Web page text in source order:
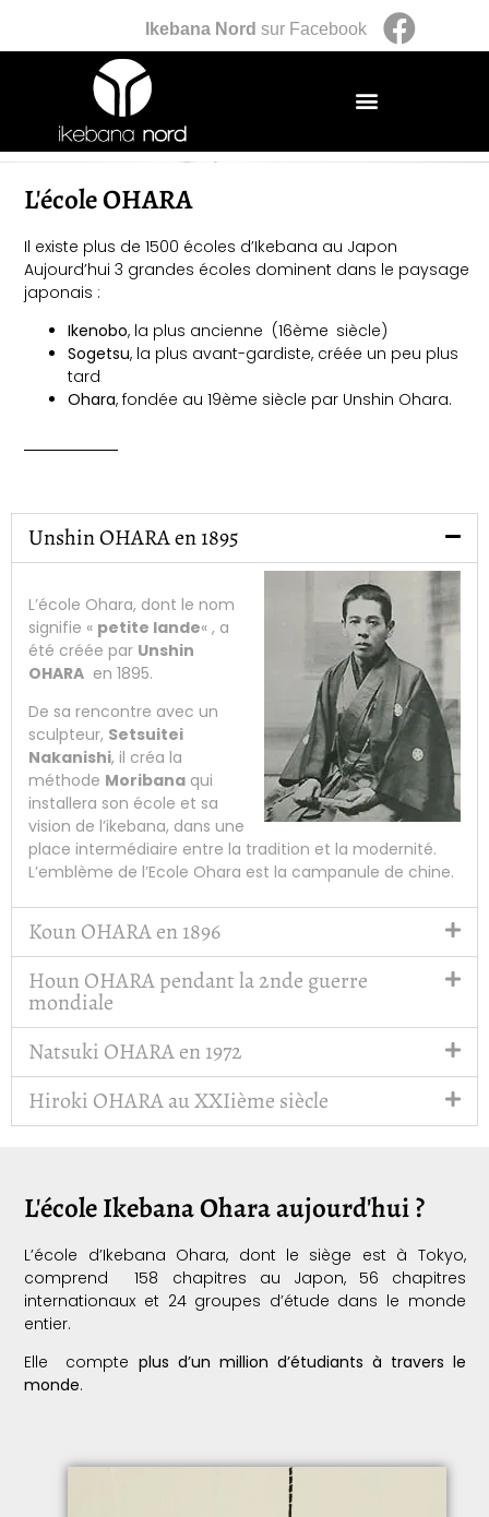
Ikebana Nord sur Facebook
L'école OHARA
Il existe plus de 1500 écoles d’Ikebana au Japon
Aujourd’hui 3 grandes écoles dominent dans le paysage
japonais :
Ikenobo, la plus ancienne (16ème siècle)
Sogetsu, la plus avant-gardiste, créée un peu plus
tard
Ohara, fondée au 19ème siècle par Unshin Ohara.
Unshin OHARA en 1895
L’école Ohara, dont le nom
signifie « petite lande« , a
été créée par Unshin
OHARA en 1895.
De sa rencontre avec un
sculpteur, Setsuitei
Nakanishi, il créa la
méthode Moribana qui
installera son école et sa
vision de l’ikebana, dans une
place intermédiaire entre la tradition et la modernité.
L’emblème de l’Ecole Ohara est la campanule de chine.
Koun OHARA en 1896
Houn OHARA pendant la 2nde guerre
mondiale
Natsuki OHARA en 1972
Hiroki OHARA au XXIième siècle
L'école Ikebana Ohara aujourd'hui ?
L’école d’Ikebana Ohara, dont le siège est à Tokyo,
comprend 158 chapitres au Japon, 56 chapitres
internationaux et 24 groupes d’étude dans le monde
entier.
Elle compte plus d’un million d’étudiants à travers le
monde.